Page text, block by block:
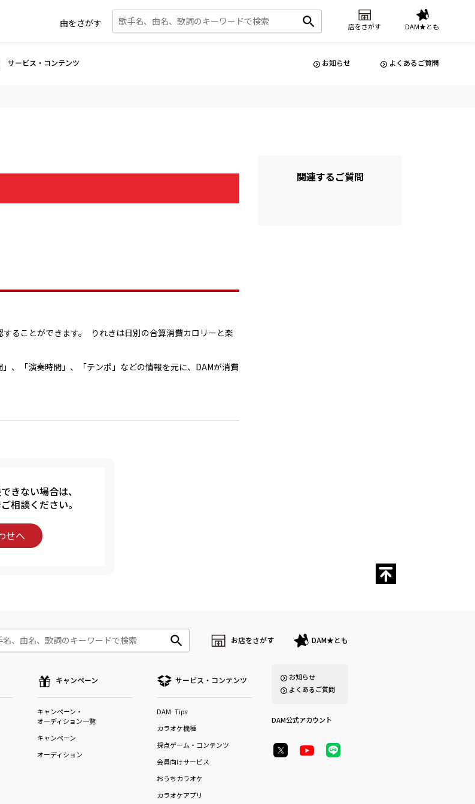
曲をさがす 店をさがす DAM★とも
サービス・コンテンツ お知らせ よくあるご質問
ることができます。 りれきは日別の合算消費カロリーと楽
、「演奏時間」、「テンポ」などの情報を元に、DAMが消費
きない場合は、
相談ください。
せへ
関連するご質問
お店をさがす DAM★とも
キャンペーン
キャンペーン・
オーディション一覧
キャンペーン
オーディション
サービス・コンテンツ
DAM Tips
カラオケ機種
採点ゲーム・コンテンツ
会員向けサービス
おうちカラオケ
カラオケアプリ
お知らせ
よくあるご質問
DAM公式アカウント